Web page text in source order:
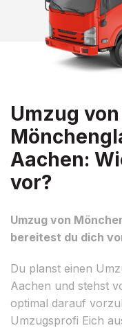
Umzug von
Aachen:
vor?
Umzug von
bereitest du dich
Du planst einen
Aachen und stehst
optimal darauf
Umzugsprofi Eich